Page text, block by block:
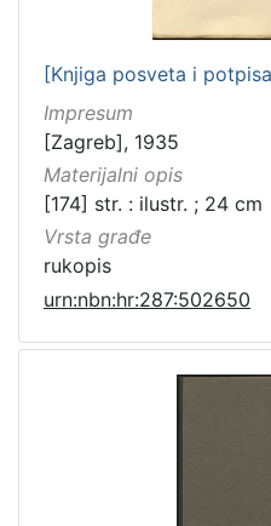
[Knjiga posveta i
Impresum
[Zagreb], 1935
Materijalni opis
[174] str. : ilustr. ; 24 cm
Vrsta građe
rukopis
urn:nbn:hr:287:502650